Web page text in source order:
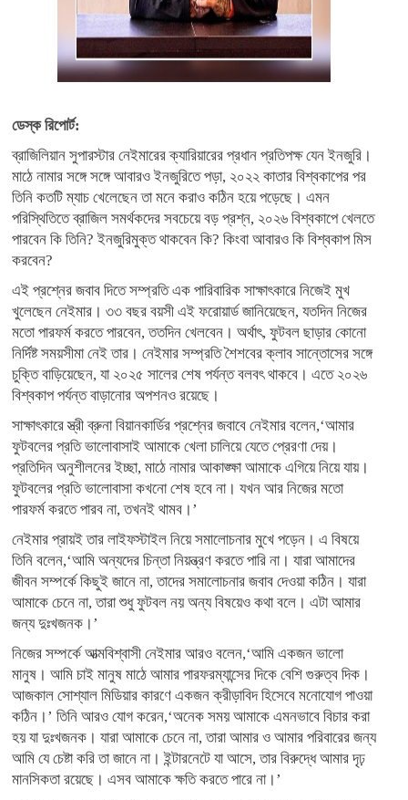
ডেস্ক রিপোর্ট:
ব্রাজিলিয়ান সুপারস্টার নেইমারের ক্যারিয়ারের প্রধান প্রতিপক্ষ যেন ইনজুরি।
মাঠে নামার সঙ্গে সঙ্গে আবারও ইনজুরিতে পড়া, ২০২২ কাতার বিশ্বকাপের পর
তিনি কতটি ম্যাচ খেলেছেন তা মনে করাও কঠিন হয়ে পড়েছে। এমন
পরিস্থিতিতে ব্রাজিল সমর্থকদের সবচেয়ে বড় প্রশ্ন, ২০২৬ বিশ্বকাপে খেলতে
পারবেন কি তিনি? ইনজুরিমুক্ত থাকবেন কি? কিংবা আবারও কি বিশ্বকাপ মিস
করবেন?
এই প্রশ্নের জবাব দিতে সম্প্রতি এক পারিবারিক সাক্ষাৎকারে নিজেই মুখ
খুলেছেন নেইমার। ৩৩ বছর বয়সী এই ফরোয়ার্ড জানিয়েছেন, যতদিন নিজের
মতো পারফর্ম করতে পারবেন, ততদিন খেলবেন। অর্থাৎ, ফুটবল ছাড়ার কোনো
নির্দিষ্ট সময়সীমা নেই তার। নেইমার সম্প্রতি শৈশবের ক্লাব সান্তোসের সঙ্গে
চুক্তি বাড়িয়েছেন, যা ২০২৫ সালের শেষ পর্যন্ত বলবৎ থাকবে। এতে ২০২৬
বিশ্বকাপ পর্যন্ত বাড়ানোর অপশনও রয়েছে।
সাক্ষাৎকারে স্ত্রী ব্রুনা বিয়ানকার্ডির প্রশ্নের জবাবে নেইমার বলেন,‘আমার
ফুটবলের প্রতি ভালোবাসাই আমাকে খেলা চালিয়ে যেতে প্রেরণা দেয়।
প্রতিদিন অনুশীলনের ইচ্ছা, মাঠে নামার আকাঙ্ক্ষা আমাকে এগিয়ে নিয়ে যায়।
ফুটবলের প্রতি ভালোবাসা কখনো শেষ হবে না। যখন আর নিজের মতো
পারফর্ম করতে পারব না, তখনই থামব।’
নেইমার প্রায়ই তার লাইফস্টাইল নিয়ে সমালোচনার মুখে পড়েন। এ বিষয়ে
তিনি বলেন,‘আমি অন্যদের চিন্তা নিয়ন্ত্রণ করতে পারি না। যারা আমাদের
জীবন সম্পর্কে কিছুই জানে না, তাদের সমালোচনার জবাব দেওয়া কঠিন। যারা
আমাকে চেনে না, তারা শুধু ফুটবল নয় অন্য বিষয়েও কথা বলে। এটা আমার
জন্য দুঃখজনক।’
নিজের সম্পর্কে আত্মবিশ্বাসী নেইমার আরও বলেন,‘আমি একজন ভালো
মানুষ। আমি চাই মানুষ মাঠে আমার পারফরম্যান্সের দিকে বেশি গুরুত্ব দিক।
আজকাল সোশ্যাল মিডিয়ার কারণে একজন ক্রীড়াবিদ হিসেবে মনোযোগ পাওয়া
কঠিন।’ তিনি আরও যোগ করেন,‘অনেক সময় আমাকে এমনভাবে বিচার করা
হয় যা দুঃখজনক। যারা আমাকে চেনে না, তারা আমার ও আমার পরিবারের জন্য
আমি যে চেষ্টা করি তা জানে না। ইন্টারনেটে যা আসে, তার বিরুদ্ধে আমার দৃঢ়
মানসিকতা রয়েছে। এসব আমাকে ক্ষতি করতে পারে না।’